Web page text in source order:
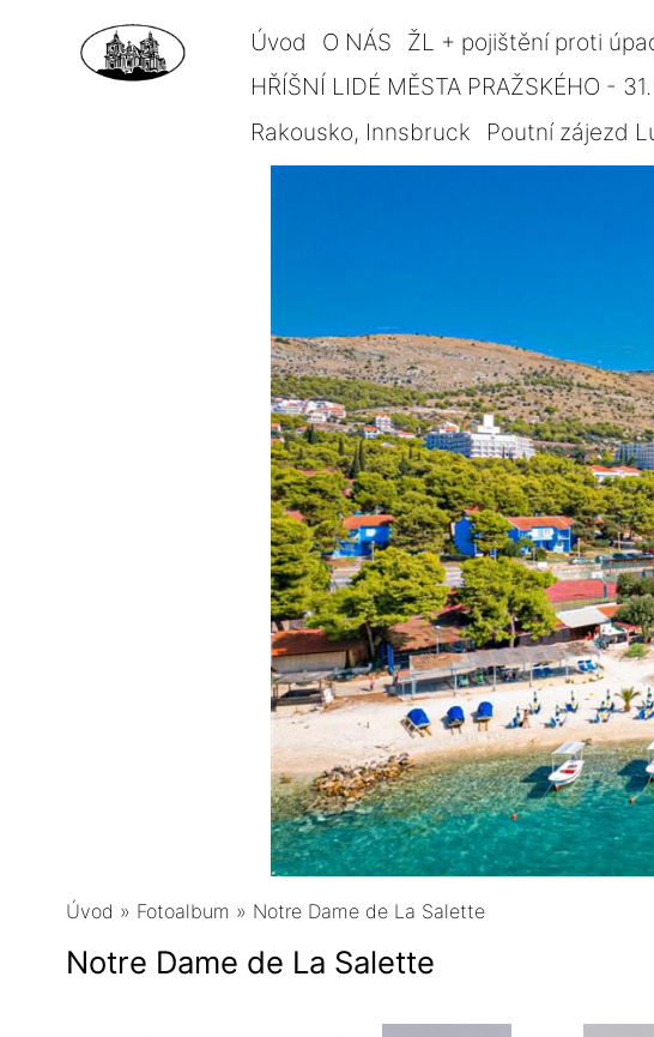
Úvod O NÁS ŽL + pojištění proti
HŘÍŠNÍ LIDÉ MĚSTA PRAŽSKÉHO -
Rakousko, Innsbruck
Poutní zájezd
Úvod » Fotoalbum » Notre Dame de La Salette
Notre Dame de La Salette